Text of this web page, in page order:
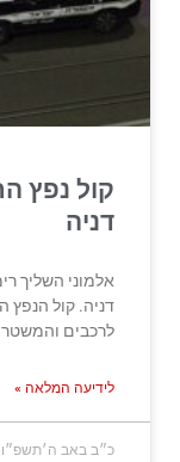
קול נפץ
דניה
אלמוני השליך
דניה. קול הנפץ
לרכבים
לידיעה המלאה »
כ״ב באב ה׳תשפ״ו